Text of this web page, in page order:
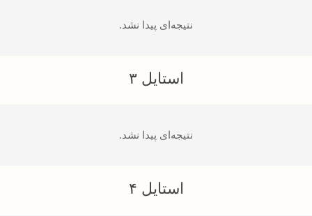
نتیجه‌ای پیدا نشد.
استایل ۳
نتیجه‌ای پیدا نشد.
استایل ۴